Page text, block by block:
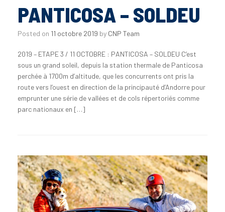
PANTICOSA – SOLDEU
Posted on 11 octobre 2019 by CNP Team
2019 – ETAPE 3 / 11 OCTOBRE : PANTICOSA – SOLDEU C’est
sous un grand soleil, depuis la station thermale de Panticosa
perchée à 1700m d’altitude, que les concurrents ont pris la
route vers l’ouest en direction de la principauté d’Andorre pour
emprunter une série de vallées et de cols répertoriés comme
parc nationaux en […]